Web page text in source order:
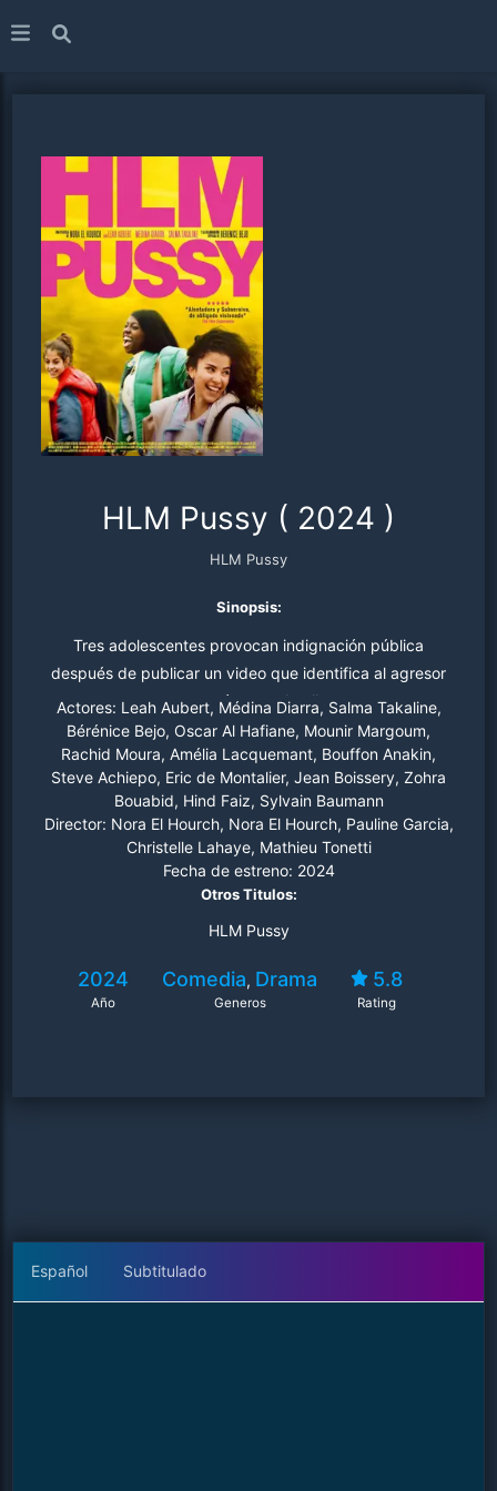
HLM Pussy ( 2024 )
HLM Pussy
Sinopsis:
Tres adolescentes provocan indignación pública
después de publicar un video que identifica al agresor
que atacó a una de ellas.
Actores: Leah Aubert, Médina Diarra, Salma Takaline,
Bérénice Bejo, Oscar Al Hafiane, Mounir Margoum,
Rachid Moura, Amélia Lacquemant, Bouffon Anakin,
Steve Achiepo, Eric de Montalier, Jean Boissery, Zohra
Bouabid, Hind Faiz, Sylvain Baumann
Director: Nora El Hourch, Nora El Hourch, Pauline Garcia,
Christelle Lahaye, Mathieu Tonetti
Fecha de estreno: 2024
Otros Titulos:
HLM Pussy
2024
Año
Comedia, Drama
Generos
5.8
Rating
Español Subtitulado